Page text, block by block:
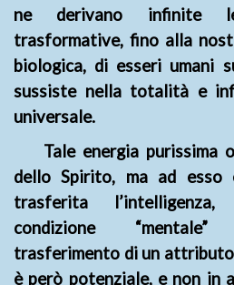
ne derivano infinite
trasformative, fino alla
biologica, di esseri umani
sussiste nella totalità e
universale.
Tale energia purissima
dello Spirito, ma ad
trasferita l’intelligenza,
condizione
trasferimento di un
è però potenziale, e non in